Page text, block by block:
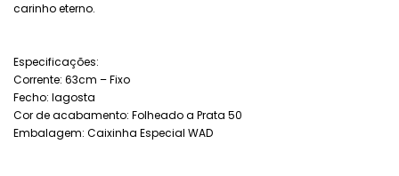
carinho eterno.
Especificações:
Corrente: 63cm – Fixo
Fecho: lagosta
Cor de acabamento: Folheado a Prata 50
Embalagem: Caixinha Especial WAD